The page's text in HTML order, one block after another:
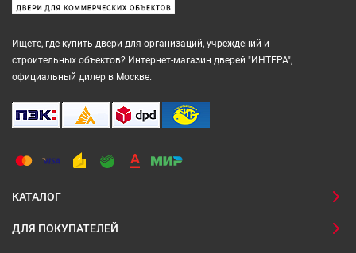
Ищете, где купить двери для организаций, учреждений и
строительных объектов? Интернет-магазин дверей "ИНТЕРА",
официальный дилер в Москве.
КАТАЛОГ
ДЛЯ ПОКУПАТЕЛЕЙ